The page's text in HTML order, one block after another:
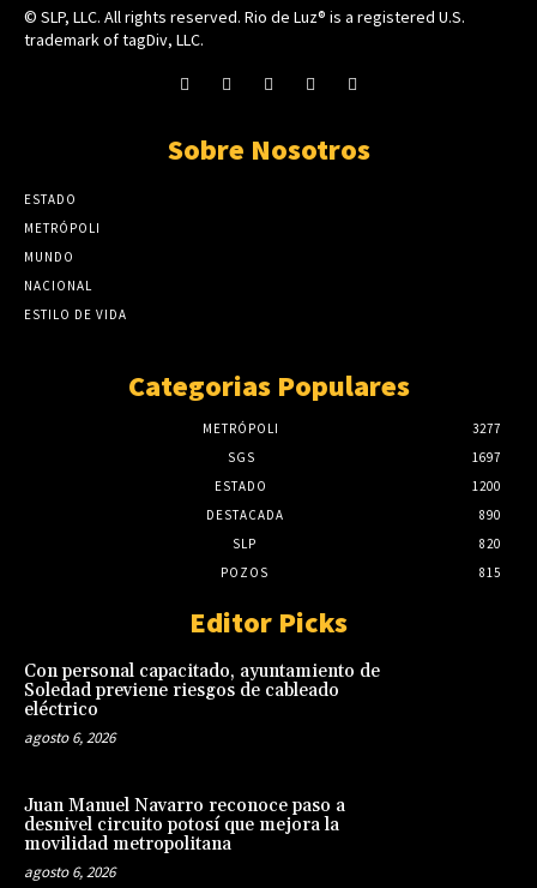
© SLP, LLC. All rights reserved. Rio de Luz® is a registered U.S.
trademark of tagDiv, LLC.
Sobre Nosotros
ESTADO
METRÓPOLI
MUNDO
NACIONAL
ESTILO DE VIDA
Categorias Populares
METRÓPOLI
3277
SGS
1697
ESTADO
1200
DESTACADA
890
SLP
820
POZOS
815
Editor Picks
Con personal capacitado, ayuntamiento de
Soledad previene riesgos de cableado
eléctrico
agosto 6, 2026
Juan Manuel Navarro reconoce paso a
desnivel circuito potosí que mejora la
movilidad metropolitana
agosto 6, 2026